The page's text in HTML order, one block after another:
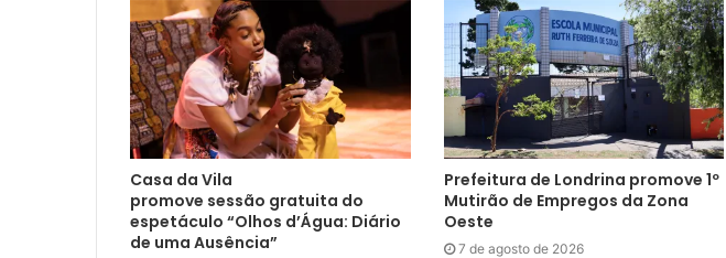
Casa da Vila
promove sessão gratuita do
espetáculo “Olhos d’Água: Diário
de uma Ausência”
Prefeitura de Londrina promove 1º
Mutirão de Empregos da Zona
Oeste
7 de agosto de 2026